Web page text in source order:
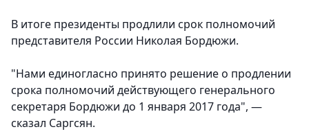
В итоге президенты продлили срок полномочий
представителя России Николая Бордюжи.
"Нами единогласно принято решение о продлении
срока полномочий действующего генерального
секретаря Бордюжи до 1 января 2017 года", —
сказал Саргсян.